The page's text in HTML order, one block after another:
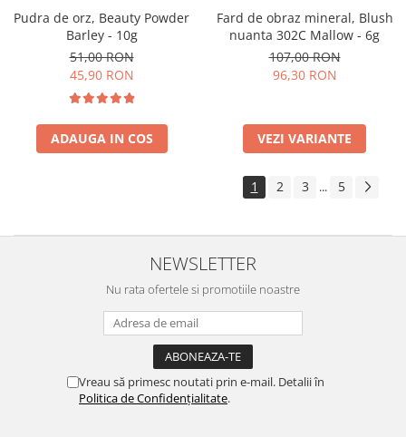
Pudra de orz, Beauty Powder
Barley - 10g
51,00 RON
45,90 RON
ADAUGA IN COS
Fard de obraz mineral, Blush
nuanta 302C Mallow - 6g
107,00 RON
96,30 RON
VEZI VARIANTE
1 2 3 ... 5
NEWSLETTER
Nu rata ofertele si promotiile noastre
Vreau să primesc noutati prin e-mail. Detalii în
Politica de Confidențialitate.